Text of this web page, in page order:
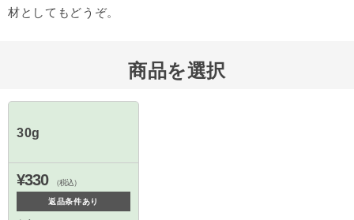
材としてもどうぞ。
商品を選択
30g
¥330 （税込）
返品条件あり